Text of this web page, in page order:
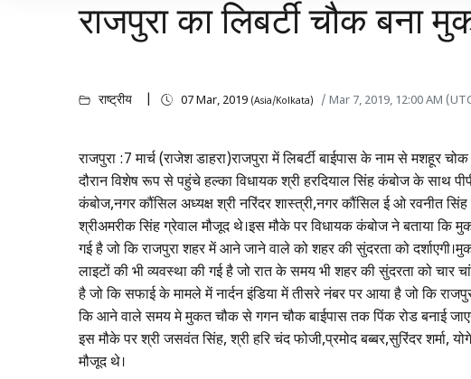
राजपुरा का लिबर्टी चौक बना
राष्ट्रीय 07 Mar, 2019 (Asia/Kolkata) / Mar 7, 2019, 12:00 AM
राजपुरा :7 मार्च (राजेश डाहरा)राजपुरा में लिबर्टी बाईपास के नाम से
दौरान विशेष रूप से पहुंचे हल्का विधायक श्री हरदियाल सिंह कंबोज के साथ
कंबोज,नगर कौंसिल अध्यक्ष श्री नरिंदर शास्त्री,नगर कौंसिल ई ओ रवनीत
श्रीअमरीक सिंह ग्रेवाल मौजूद थे।इस मौके पर विधायक कंबोज ने बताया कि
गई है जो कि राजपुरा शहर में आने जाने वाले को शहर की सुंदरता को
लाइटों की भी व्यवस्था की गई है जो रात के समय भी शहर की सुंदरता को चार
है जो कि सफाई के मामले में नार्दन इंडिया में तीसरे नंबर पर आया है जो कि
कि आने वाले समय मे मुकत चौक से गगन चौक बाईपास तक पिंक रोड बनाई
इस मौके पर श्री जसवंत सिंह, श्री हरि चंद फोजी,प्रमोद बब्बर,सुरिंदर शर्मा,
मौजूद थे।